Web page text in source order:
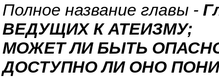
Полное название главы -
ВЕДУЩИХ К АТЕИЗМУ;
МОЖЕТ ЛИ БЫТЬ
ДОСТУПНО ЛИ ОНО